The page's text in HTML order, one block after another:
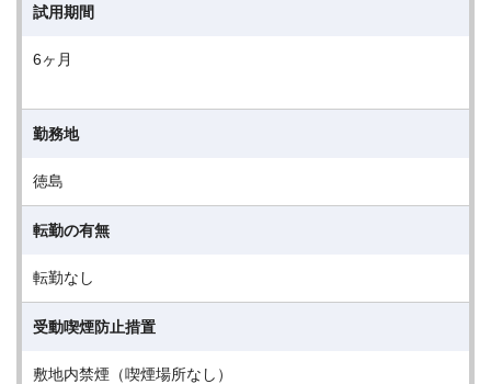
試用期間
6ヶ月
勤務地
徳島
転勤の有無
転勤なし
受動喫煙防止措置
敷地内禁煙（喫煙場所なし）